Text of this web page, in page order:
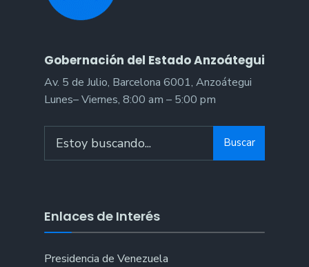
Gobernación del Estado Anzoátegui
Av. 5 de Julio, Barcelona 6001, Anzoátegui
Lunes– Viernes, 8:00 am – 5:00 pm
Buscar
Enlaces de Interés
Presidencia de Venezuela